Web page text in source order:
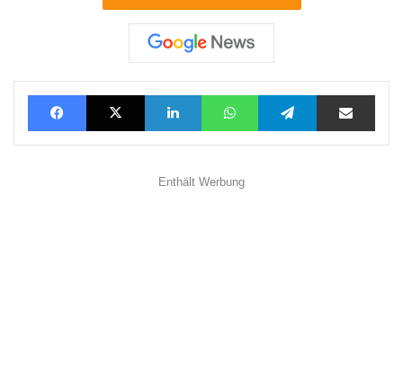
FacebookX LinkedInWhatsAppTelegramTeilen via E-Mail
Enthält Werbung